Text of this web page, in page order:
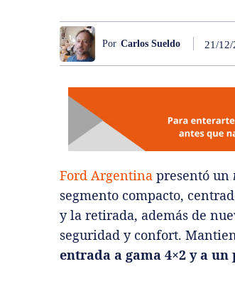
Por Carlos Sueldo 21/12/
Ford Argentina presentó un
segmento compacto,
y la retirada, además de
seguridad y confort.
entrada a gama 4×2 y a